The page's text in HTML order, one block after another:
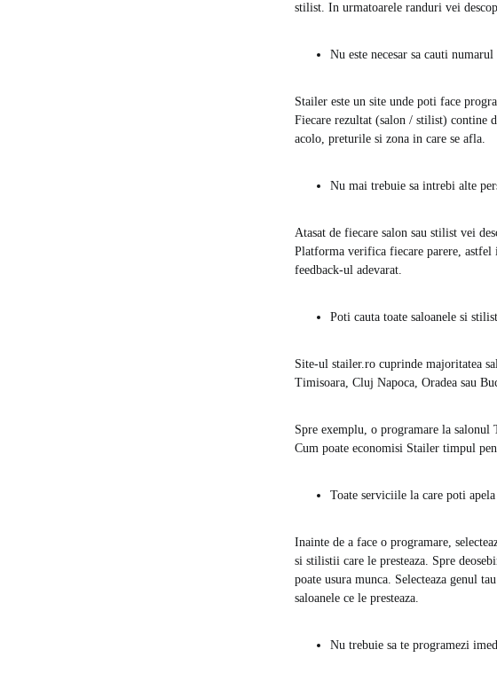
stilist. In urmatoarele randuri vei
Nu este necesar sa cauti
Stailer este un site unde poti face
Fiecare rezultat (salon / stilist) contine
acolo, preturile si zona in care se afla.
Nu mai trebuie sa intrebi alte
Atasat de fiecare salon sau stilist vei
Platforma verifica fiecare parere, astfel
feedback-ul adevarat.
Poti cauta toate saloanele si
Site-ul stailer.ro cuprinde majoritatea
Timisoara, Cluj Napoca, Oradea sau
Spre exemplu, o programare la
Cum poate economisi Stailer timpul
Toate serviciile la care poti
Inainte de a face o programare,
si stilistii care le presteaza. Spre
poate usura munca. Selecteaza genul
saloanele ce le presteaza.
Nu trebuie sa te programezi